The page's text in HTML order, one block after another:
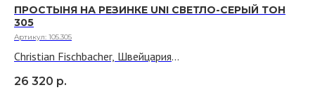
ПРОСТЫНЯ НА РЕЗИНКЕ UNI СВЕТЛО-СЕРЫЙ ТОН
305
Артикул: 105.305
Christian Fischbacher, Швейцария
26 320 р.